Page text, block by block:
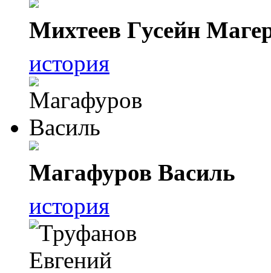
Михтеев Гусейн
история
Магафуров Василь
история